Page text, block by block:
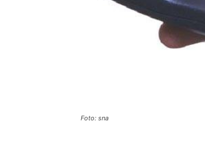
Foto: sna